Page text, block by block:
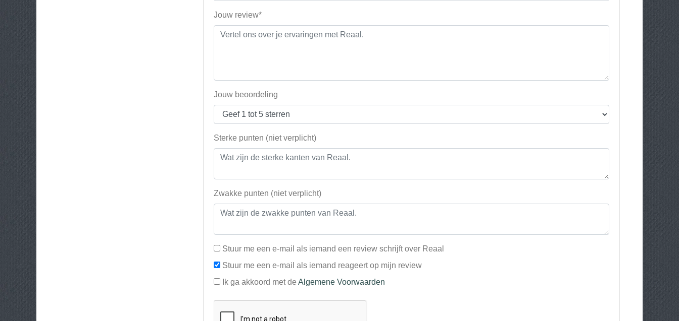
Jouw review*
Jouw beoordeling
Sterke punten (niet verplicht)
Zwakke punten (niet verplicht)
Stuur me een e-mail als iemand een review schrijft over Reaal
Stuur me een e-mail als iemand reageert op mijn review
Ik ga akkoord met de Algemene Voorwaarden